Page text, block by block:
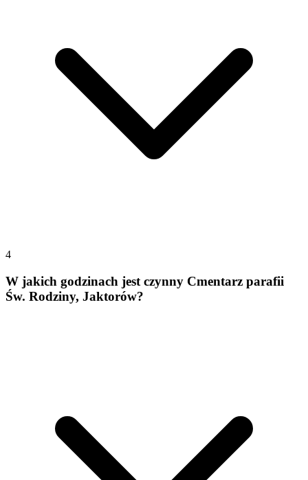
4
W jakich godzinach jest czynny Cmentarz parafii
Św. Rodziny, Jaktorów?